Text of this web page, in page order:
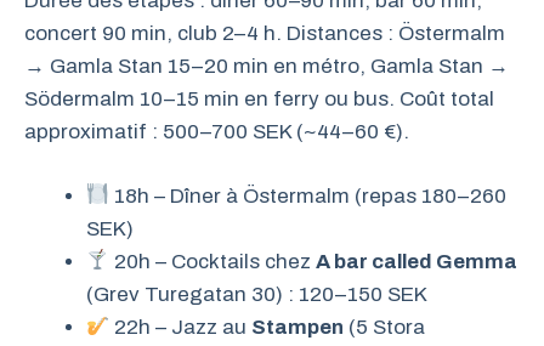
concert 90 min, club 2–4 h. Distances : Östermalm
→ Gamla Stan 15–20 min en métro, Gamla Stan →
Södermalm 10–15 min en ferry ou bus. Coût total
approximatif : 500–700 SEK (~44–60 €).
18h – Dîner à Östermalm (repas 180–260
SEK)
20h – Cocktails chezA bar called Gemma
(Grev Turegatan 30) : 120–150 SEK
22h – Jazz au Stampen (5 Stora